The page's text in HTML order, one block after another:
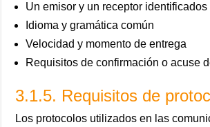
Un emisor y un receptor identificados
Idioma y gramática común
Velocidad y momento de entrega
Requisitos de confirmación o acuse
3.1.5. Requisitos de
Los protocolos utilizados en las